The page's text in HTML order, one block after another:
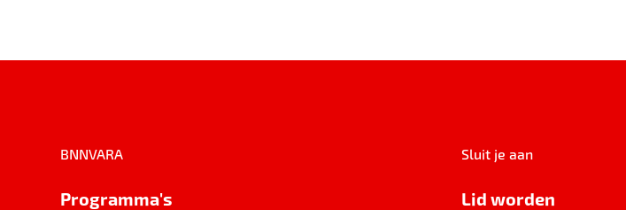
BNNVARA
Programma's
Sluit je aan
Lid worden